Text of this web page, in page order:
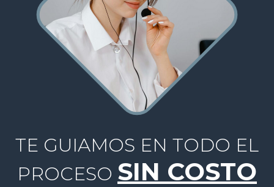
TE GUIAMOS EN TODO EL
PROCESO SIN COSTO